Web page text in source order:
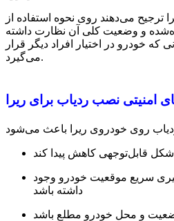
ترجیح می‌دهند روی نحوه استفاده از
و وضعیت کلی آن نظارت داشته
که خودرو در اختیار افراد دیگر قرار
می‌گیرد.
امنیتی نصب ردیاب برای ریرا
قابل‌توجهی کاهش پیدا کند
سریع موقعیت خودرو وجود
داشته باشد
و محل خودرو مطلع باشد